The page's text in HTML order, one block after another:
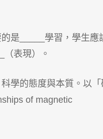
是_____學習，學生應
表現）。
學的態度與本質。以「
of magnetic